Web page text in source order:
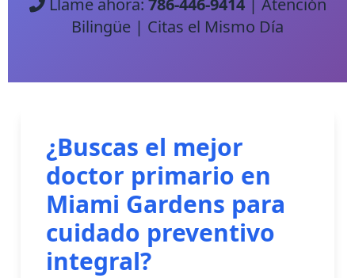
Llame ahora: 786-446-9414| Atención
Bilingüe | Citas el Mismo Día
¿Buscas el mejor
doctor primario en
Miami Gardens para
cuidado preventivo
integral?